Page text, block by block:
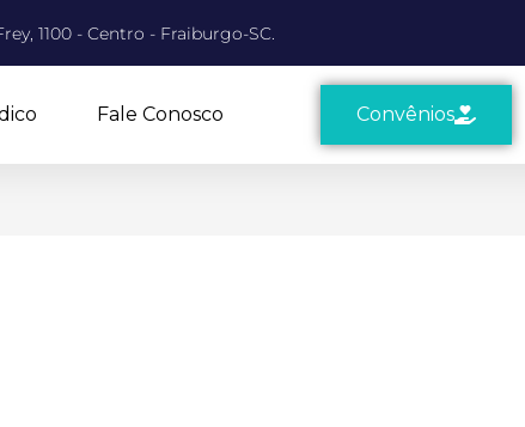
1100 - Centro - Fraiburgo-SC.
Fale Conosco Convênios